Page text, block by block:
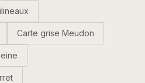
Carte grise Meudon